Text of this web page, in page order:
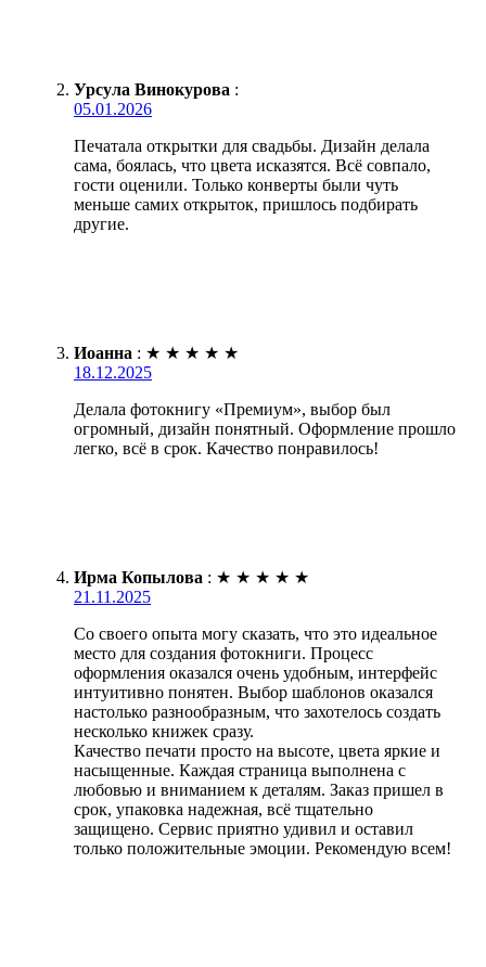
Урсула Винокурова :
05.01.2026
Печатала открытки для свадьбы. Дизайн делала
сама, боялась, что цвета исказятся. Всё совпало,
гости оценили. Только конверты были чуть
меньше самих открыток, пришлось подбирать
другие.
Иоанна : ★ ★ ★ ★ ★
18.12.2025
Делала фотокнигу «Премиум», выбор был
огромный, дизайн понятный. Оформление прошло
легко, всё в срок. Качество понравилось!
Ирма Копылова : ★ ★ ★ ★ ★
21.11.2025
Со своего опыта могу сказать, что это идеальное
место для создания фотокниги. Процесс
оформления оказался очень удобным, интерфейс
интуитивно понятен. Выбор шаблонов оказался
настолько разнообразным, что захотелось создать
несколько книжек сразу.
Качество печати просто на высоте, цвета яркие и
насыщенные. Каждая страница выполнена с
любовью и вниманием к деталям. Заказ пришел в
срок, упаковка надежная, всё тщательно
защищено. Сервис приятно удивил и оставил
только положительные эмоции. Рекомендую всем!